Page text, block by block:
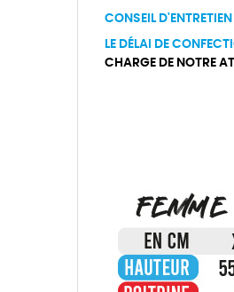
CONSEIL D'ENTRETIEN
LE DÉLAI DE
CHARGE DE NOTRE